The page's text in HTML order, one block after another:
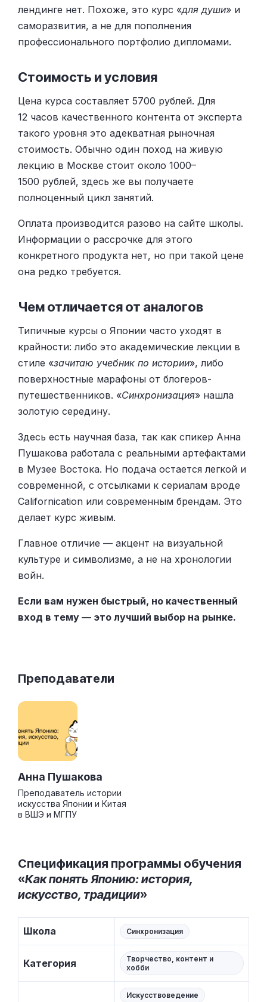
лендинге нет. Похоже, это курс «для души» и
саморазвития, а не для пополнения
профессионального портфолио дипломами.
Стоимость и условия
Цена курса составляет 5700 рублей. Для
12 часов качественного контента от эксперта
такого уровня это адекватная рыночная
стоимость. Обычно один поход на живую
лекцию в Москве стоит около 1000–
1500 рублей, здесь же вы получаете
полноценный цикл занятий.
Оплата производится разово на сайте школы.
Информации о рассрочке для этого
конкретного продукта нет, но при такой цене
она редко требуется.
Чем отличается от аналогов
Типичные курсы о Японии часто уходят в
крайности: либо это академические лекции в
стиле «зачитаю учебник по истории», либо
поверхностные марафоны от блогеров-
путешественников. «Синхронизация» нашла
золотую середину.
Здесь есть научная база, так как спикер Анна
Пушакова работала с реальными артефактами
в Музее Востока. Но подача остается легкой и
современной, с отсылками к сериалам вроде
Californication или современным брендам. Это
делает курс живым.
Главное отличие — акцент на визуальной
культуре и символизме, а не на хронологии
войн.
Если вам нужен быстрый, но качественный
вход в тему — это лучший выбор на рынке.
Преподаватели
Анна Пушакова
Преподаватель истории
искусства Японии и Китая
в ВШЭ и МГПУ
Спецификация программы обучения
«Как понять Японию: история,
искусство, традиции»
Школа Синхронизация
Категория
Творчество, контент и
хобби
Искусствоведение